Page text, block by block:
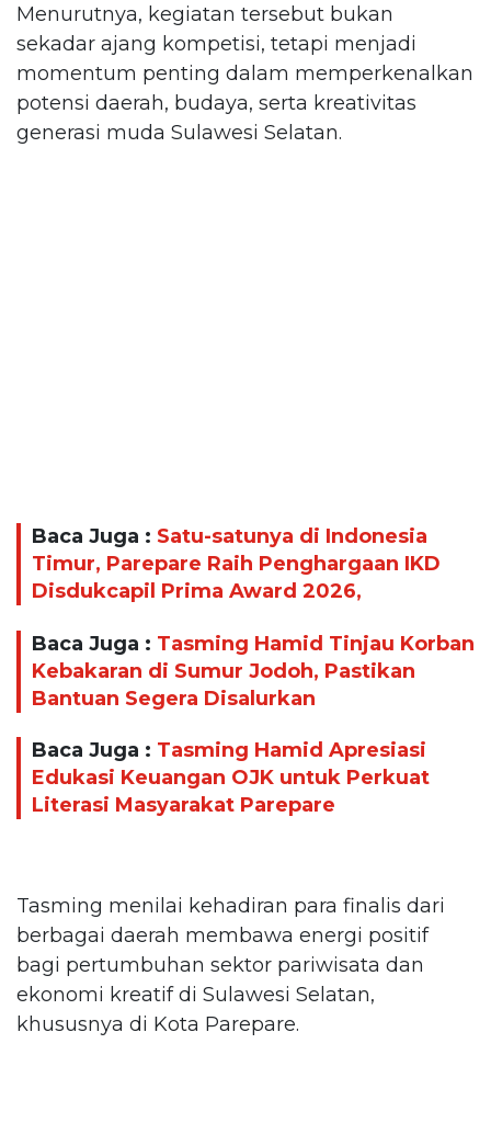
Menurutnya, kegiatan tersebut bukan
sekadar ajang kompetisi, tetapi menjadi
momentum penting dalam memperkenalkan
potensi daerah, budaya, serta kreativitas
generasi muda Sulawesi Selatan.
Baca Juga : Satu-satunya di Indonesia
Timur, Parepare Raih Penghargaan IKD
Disdukcapil Prima Award 2026,
Baca Juga : Tasming Hamid Tinjau Korban
Kebakaran di Sumur Jodoh, Pastikan
Bantuan Segera Disalurkan
Baca Juga : Tasming Hamid Apresiasi
Edukasi Keuangan OJK untuk Perkuat
Literasi Masyarakat Parepare
Tasming menilai kehadiran para finalis dari
berbagai daerah membawa energi positif
bagi pertumbuhan sektor pariwisata dan
ekonomi kreatif di Sulawesi Selatan,
khususnya di Kota Parepare.